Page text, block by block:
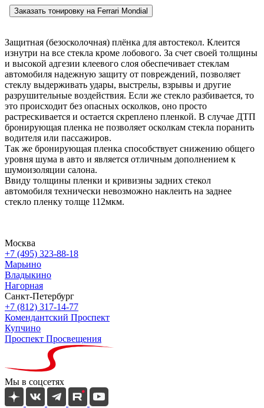
Заказать тонировку на Ferrari Mondial
Защитная (безосколочная) плёнка для автостекол. Клеится
изнутри на все стекла кроме лобового. За счет своей толщины
и высокой адгезии клеевого слоя обеспечивает стеклам
автомобиля надежную защиту от повреждений, позволяет
стеклу выдерживать удары, выстрелы, взрывы и другие
разрушительные воздействия. Если же стекло разбивается, то
это происходит без опасных осколков, оно просто
растрескивается и остается скреплено пленкой. В случае ДТП
бронирующая пленка не позволяет осколкам стекла поранить
водителя или пассажиров.
Так же бронирующая пленка способствует снижению общего
уровня шума в авто и является отличным дополнением к
шумоизоляции салона.
Ввиду толщины пленки и кривизны задних стекол
автомобиля технически невозможно наклеить на заднее
стекло пленку толще 112мкм.
Москва
+7 (495) 323-88-18
Марьино
Владыкино
Нагорная
Санкт-Петербург
+7 (812) 317-14-77
Комендантский Проспект
Купчино
Проспект Просвещения
Мы в соцсетях